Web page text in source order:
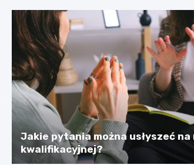
Jakie pytania można usłyszeć
kwalifikacyjnej?